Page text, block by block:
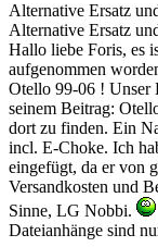
Alternative Ersatz
Alternative Ersatz
Hallo liebe Foris, es
aufgenommen
Otello 99-06 ! Unser
seinem Beitrag:
dort zu finden. Ein
incl. E-Choke. Ich
eingefügt, da er von
Versandkosten und
Sinne, LG Nobbi.
Dateianhänge sind